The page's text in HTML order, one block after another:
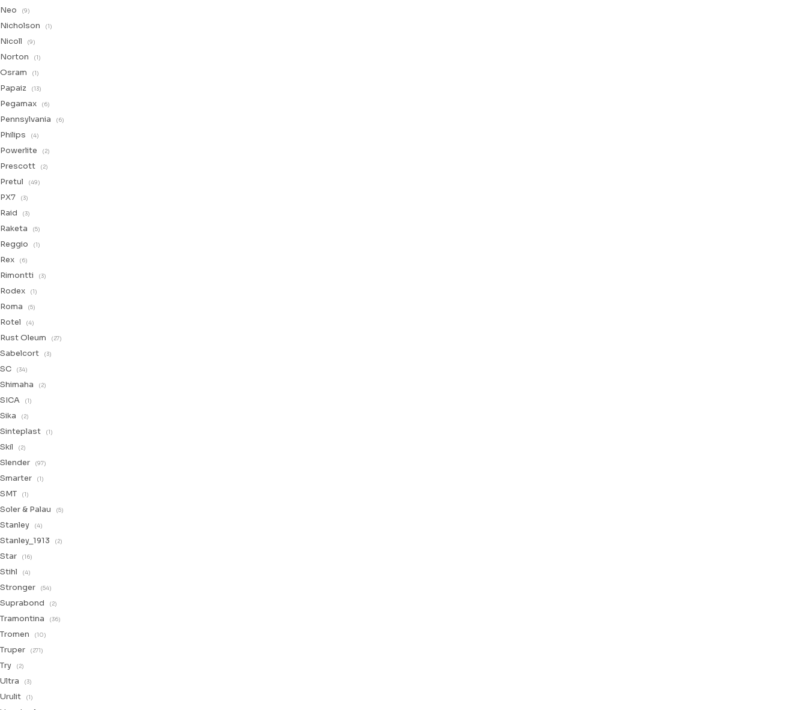
Neo (9)
Nicholson (1)
Nicoll (9)
Norton (1)
Osram (1)
Papaiz (13)
Pegamax (6)
Pennsylvania (6)
Philips (4)
Powerlite (2)
Prescott (2)
Pretul (49)
PX7 (3)
Raid (3)
Raketa (5)
Reggio (1)
Rex (6)
Rimontti (3)
Rodex (1)
Roma (5)
Rotel (4)
Rust Oleum (27)
Sabelcort (3)
SC (34)
Shimaha (2)
SICA (1)
Sika (2)
Sinteplast (1)
Skil (2)
Slender (97)
Smarter (1)
SMT (1)
Soler & Palau (5)
Stanley (4)
Stanley_1913 (2)
Star (16)
Stihl (4)
Stronger (54)
Suprabond (2)
Tramontina (36)
Tromen (10)
Truper (271)
Try (2)
Ultra (3)
Urulit (1)